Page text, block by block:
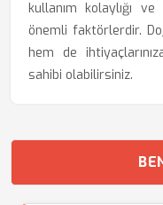
kullanım kolaylığı
önemli faktörlerdir.
hem de
sahibi olabilirsiniz.